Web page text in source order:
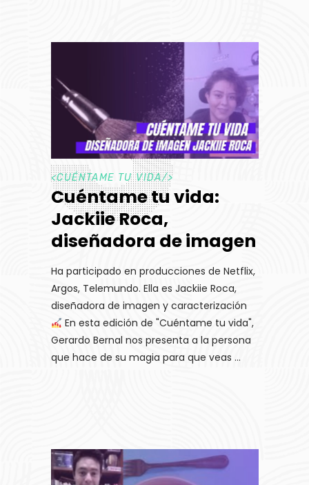
<CUÉNTAME TU VIDA/>
Cuéntame tu vida:
Jackiie Roca,
diseñadora de imagen
Ha participado en producciones de Netflix,
Argos, Telemundo. Ella es Jackiie Roca,
diseñadora de imagen y caracterización
En esta edición de "Cuéntame tu vida",
Gerardo Bernal nos presenta a la persona
que hace de su magia para que veas